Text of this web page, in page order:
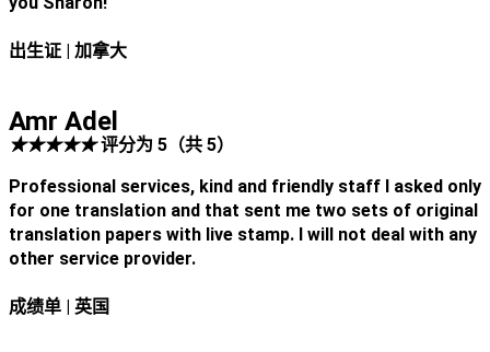
出生证 | 加拿大
Amr Adel
★★★★★ 评分为 5（共 5）
Professional services, kind and friendly staff I asked only
for one translation and that sent me two sets of original
translation papers with live stamp. I will not deal with any
other service provider.
成绩单 | 英国